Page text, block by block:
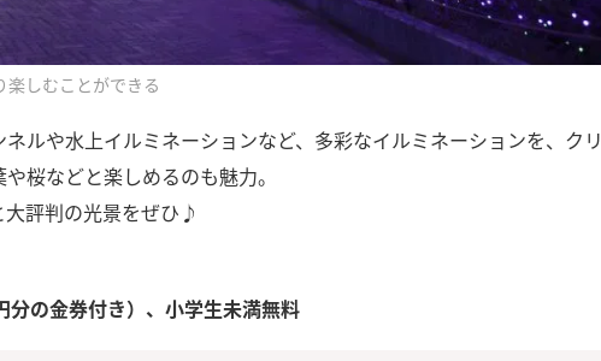
楽しむことができる
ルや水上イルミネーションなど、多彩なイルミネーションを、クリ
桜などと楽しめるのも魅力。
大評判の光景をぜひ♪
の金券付き）、小学生未満無料